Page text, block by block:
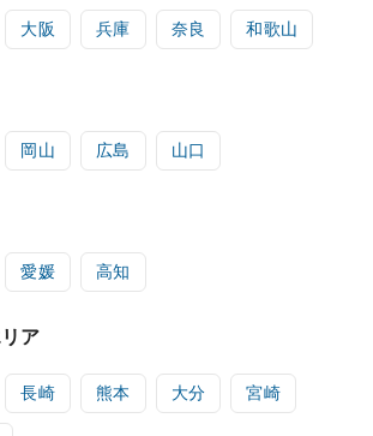
大阪 兵庫 奈良 和歌山
岡山 広島 山口
愛媛 高知
ア
長崎 熊本 大分 宮崎